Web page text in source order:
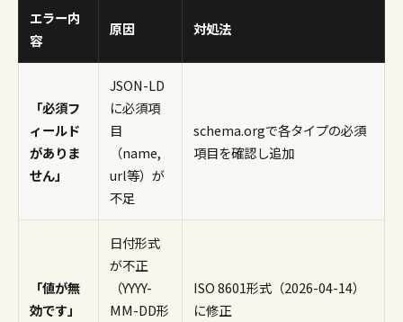
エラー内
容
原因 対処法
「必須フ
ィールド
がありま
せん」
JSON-LD
に必須項
目
（name,
url等）が
不足
schema.orgで各タイプの必須
項目を確認し追加
「値が無
効です」
日付形式
が不正
（YYYY-
MM-DD形
ISO 8601形式（2026-04-14）
に修正